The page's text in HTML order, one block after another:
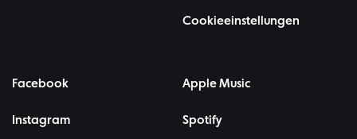
Cookieeinstellungen
Facebook
Instagram
Apple Music
Spotify